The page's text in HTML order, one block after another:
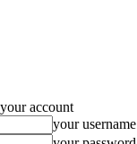
account
your username